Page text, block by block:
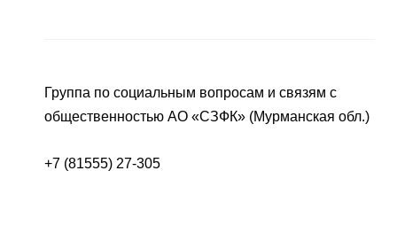
Группа по социальным вопросам и связям с
общественностью АО «СЗФК» (Мурманская обл.)
+7 (81555) 27-305